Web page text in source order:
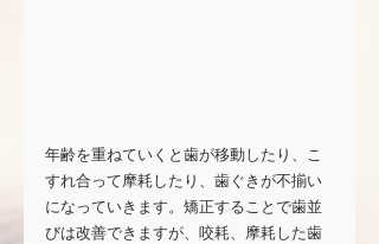
年齢を重ねていくと歯が移動したり、こ
すれ合って摩耗したり、歯ぐきが不揃い
になっていきます。矯正することで歯並
びは改善できますが、咬耗、摩耗した歯